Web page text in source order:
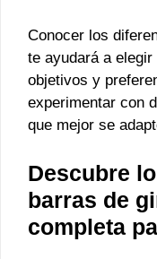
Conocer los
te ayudará a
objetivos y
experimentar con
que mejor se
Descubre
barras de
completa